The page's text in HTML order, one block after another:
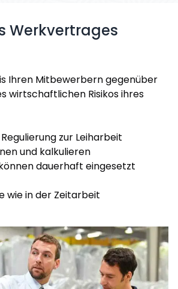
Werkvertrages
Ihren Mitbewerbern gegenüber
wirtschaftlichen Risikos ihres
zur Leiharbeit
und kalkulieren
dauerhaft eingesetzt
wie in der Zeitarbeit